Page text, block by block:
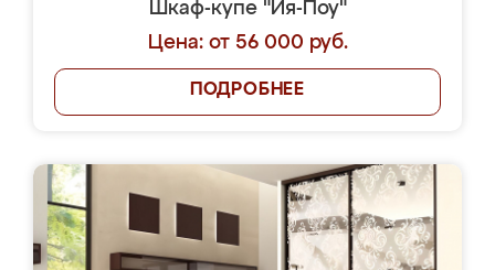
Шкаф-купе "Йя-Поу"
Цена: от 56 000 руб.
ПОДРОБНЕЕ